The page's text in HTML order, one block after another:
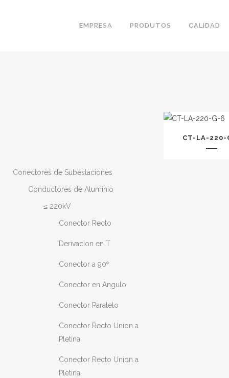
EMPRESA PRODUTOS CALIDAD
Conectores de Subestaciones
Conductores de Aluminio
≤ 220kV
Conector Recto
Derivacion en T
Conector a 90º
Conector en Angulo
Conector Paralelo
Conector Recto Union a
Pletina
Conector Recto Union a
Pletina
CT-LA-220-